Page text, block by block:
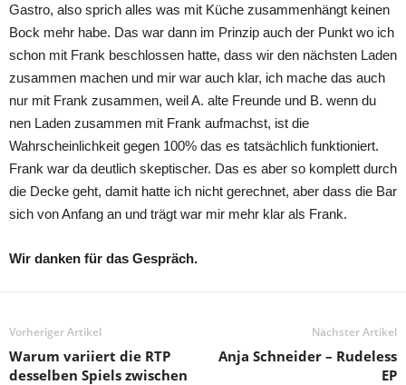
Gastro, also sprich alles was mit Küche zusammenhängt keinen
Bock mehr habe. Das war dann im Prinzip auch der Punkt wo ich
schon mit Frank beschlossen hatte, dass wir den nächsten Laden
zusammen machen und mir war auch klar, ich mache das auch
nur mit Frank zusammen, weil A. alte Freunde und B. wenn du
nen Laden zusammen mit Frank aufmachst, ist die
Wahrscheinlichkeit gegen 100% das es tatsächlich funktioniert.
Frank war da deutlich skeptischer. Das es aber so komplett durch
die Decke geht, damit hatte ich nicht gerechnet, aber dass die Bar
sich von Anfang an und trägt war mir mehr klar als Frank.
Wir danken für das Gespräch.
Vorheriger Artikel
Warum variiert die RTP
desselben Spiels zwischen
Nächster Artikel
Anja Schneider – Rudeless
EP